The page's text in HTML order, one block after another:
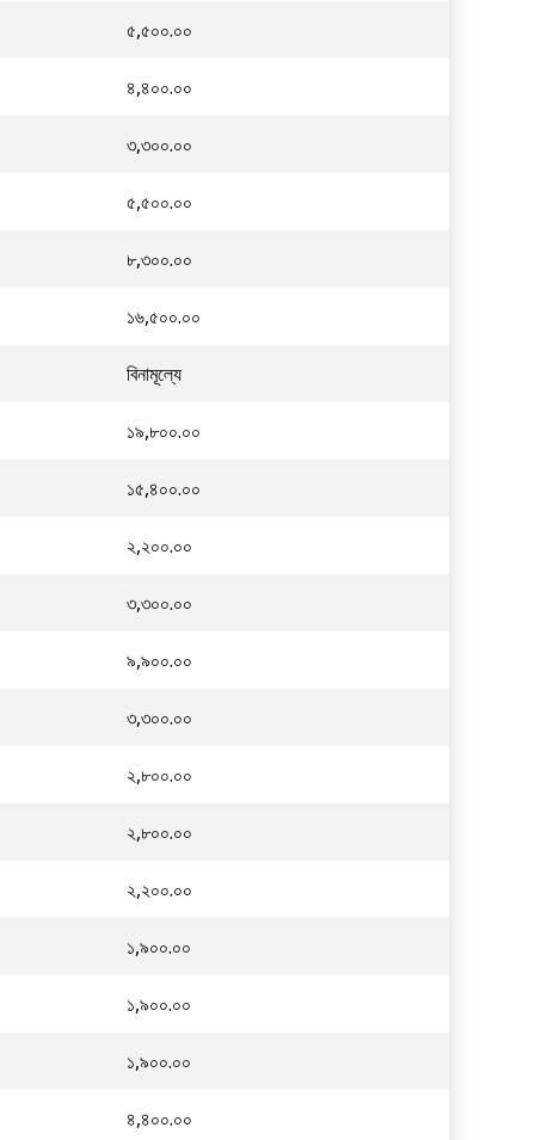
৫,৫০০.০০
৪,৪০০.০০
৩,৩০০.০০
৫,৫০০.০০
৮,৩০০.০০
১৬,৫০০.০০
বিনামূল্যে
১৯,৮০০.০০
১৫,৪০০.০০
২,২০০.০০
৩,৩০০.০০
৯,৯০০.০০
৩,৩০০.০০
২,৮০০.০০
২,৮০০.০০
২,২০০.০০
১,৯০০.০০
১,৯০০.০০
১,৯০০.০০
৪,৪০০.০০